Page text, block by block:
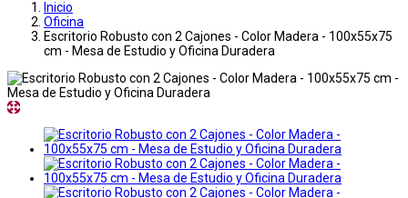
Inicio
Oficina
Escritorio Robusto con 2 Cajones - Color Madera - 100x55x75
cm - Mesa de Estudio y Oficina Duradera